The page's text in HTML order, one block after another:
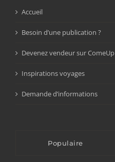
Accueil
Besoin d’une publication ?
Devenez vendeur sur ComeUp
Inspirations voyages
Demande d’informations
Populaire